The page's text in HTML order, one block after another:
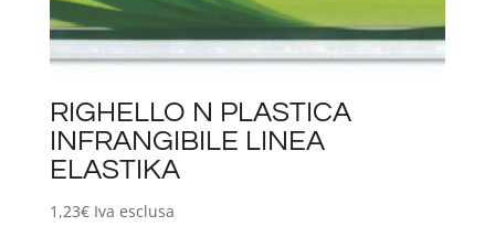
RIGHELLO N PLASTICA
INFRANGIBILE LINEA
ELASTIKA
1,23€ Iva esclusa